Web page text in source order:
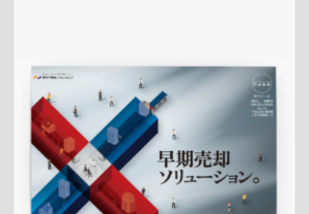
Update:2025.12.15
A4ペラ マンション サービス紹介 売却訴求
井町センターQRコード アフターフォロー成約御礼
詳しく見る